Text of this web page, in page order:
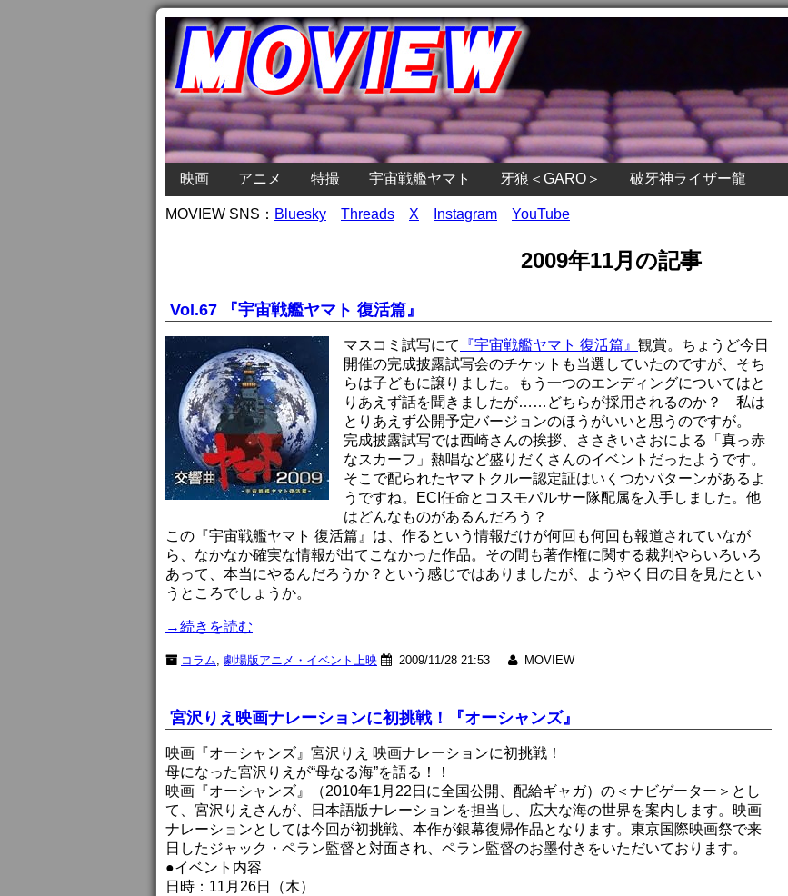
映画 アニメ 特撮 宇宙戦艦ヤマト 牙狼＜GARO＞ 破牙神ライザー龍
MOVIEW SNS： Bluesky Threads X Instagram YouTube
2009年11月の記事
Vol.67 『宇宙戦艦ヤマト 復活篇』
マスコミ試写にて 『宇宙戦艦ヤマト 復活篇』 観賞。ちょうど今日
開催の完成披露試写会のチケットも当選していたのですが、そち
らは子どもに譲りました。もう一つのエンディングについてはと
りあえず話を聞きましたが……どちらが採用されるのか？ 私は
とりあえず公開予定バージョンのほうがいいと思うのですが。
完成披露試写では西崎さんの挨拶、ささきいさおによる「真っ赤
なスカーフ」熱唱など盛りだくさんのイベントだったようです。
そこで配られたヤマトクルー認定証はいくつかパターンがあるよ
うですね。ECI任命とコスモパルサー隊配属を入手しました。他
はどんなものがあるんだろう？
この『宇宙戦艦ヤマト 復活篇』は、作るという情報だけが何回も何回も報道されていなが
ら、なかなか確実な情報が出てこなかった作品。その間も著作権に関する裁判やらいろいろ
あって、本当にやるんだろうか？という感じではありましたが、ようやく日の目を見たとい
うところでしょうか。
→続きを読む
コラム 劇場版アニメ・イベント上映 2009/11/28 21:53 MOVIEW
宮沢りえ映画ナレーションに初挑戦！『オーシャンズ』
映画『オーシャンズ』宮沢りえ 映画ナレーションに初挑戦！
母になった宮沢りえが“母なる海”を語る！！
映画『オーシャンズ』（2010年1月22日に全国公開、配給ギャガ）の＜ナビゲーター＞とし
て、宮沢りえさんが、日本語版ナレーションを担当し、広大な海の世界を案内します。映画
ナレーションとしては今回が初挑戦、本作が銀幕復帰作品となります。東京国際映画祭で来
日したジャック・ペラン監督と対面され、ペラン監督のお墨付きをいただいております。
●イベント内容
日時：11月26日（木）